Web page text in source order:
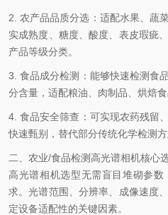
2. 农产品品质分选 ：适配水果、蔬
实成熟度、糖度、酸度、表皮瑕疵
产品等级分类。
3.食品成分检测
：能够快速检测食
分含量，适配粮油、肉制品、烘焙
4.食品安全筛查 ：可实现农药残留
快速甄别，替代部分传统化学检测
二、农业/食品检测高光谱相机核心
高光谱相机选型无需盲目堆砌参
求。光谱范围、分辨率、成像速度
定设备适配性的关键因素。